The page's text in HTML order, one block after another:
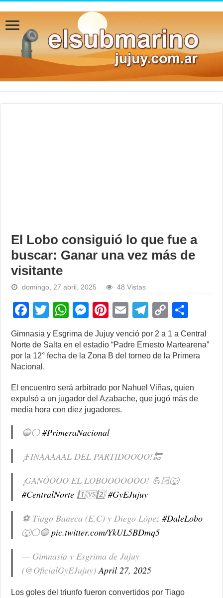
El Lobo consiguió lo que fue a
buscar: Ganar una vez más de
visitante
domingo, 27 abril, 2025 48 Vistas
F
c
e
b
o
o
T
wi
tt
er
W
h
at
s
p
p
M
e
ss
e
g
er
Pi
er
e
E
m
ail
T
el
e
gr
m
C
o
p
y
n
k
ar
e
Gimnasia y Esgrima de Jujuy venció por 2 a 1 a Central
Norte de Salta en el estadio “Padre Ernesto Martearena”
por la 12° fecha de la Zona B del torneo de la Primera
Nacional.
El encuentro será arbitrado por Nahuel Viñas, quien
expulsó a un jugador del Azabache, que jugó más de
media hora con diez jugadores.
🔵⚪️#PrimeraNacional
¡FINAAAAAL DEL PARTIDOOOO!🔚
¡GANÓOOO EL LOBOOOOOOO! 💪🏻🐺
#CentralNorte 1️⃣🆚️2️⃣#GyEJujuy
⚽️ Tiago Baneca (E,C) y Diego López#DaleLobo
🐺⚪️🔵pic.twitter.com/YkUL5BDmq5
— Gimnasia y Esgrima de Jujuy
(@OficialGyEJujuy)April 27, 2025
Los goles del triunfo fueron convertidos por Tiago